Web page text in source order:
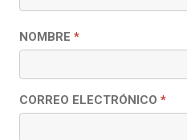
NOMBRE *
CORREO ELECTRÓNICO *